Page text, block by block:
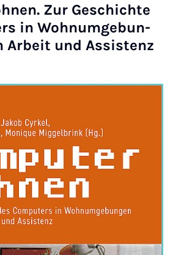
Zur Ge­schich­te
in Woh­n­um­ge­bun­
Ar­beit und As­sis­tenz